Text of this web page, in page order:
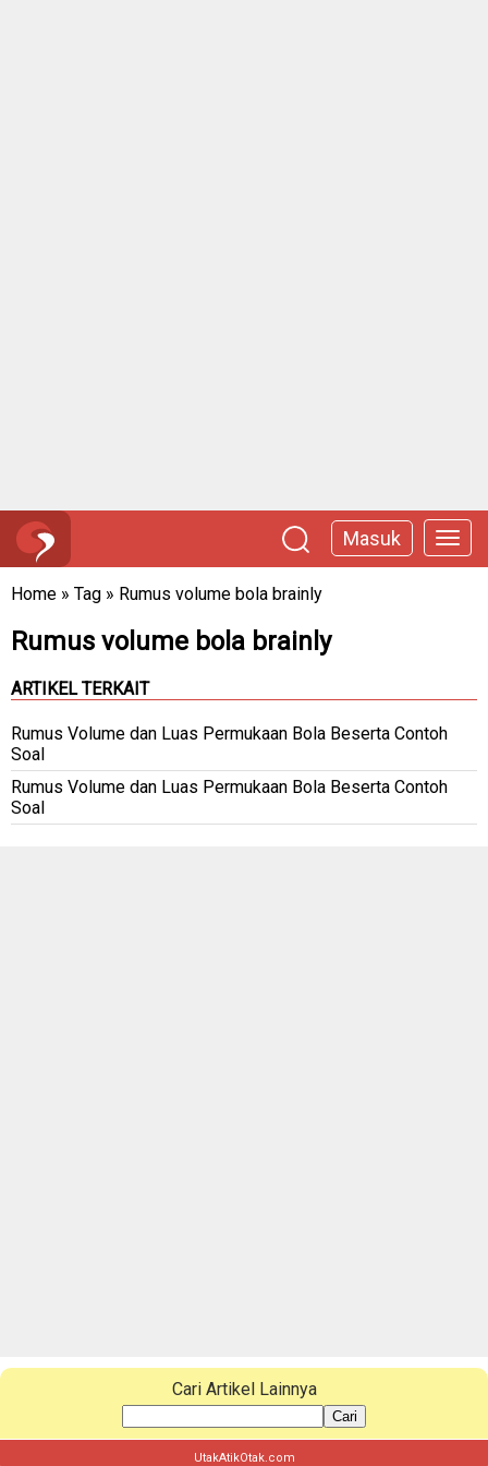
Masuk
Home » Tag » Rumus volume bola brainly
Rumus volume bola brainly
ARTIKEL TERKAIT
Rumus Volume dan Luas Permukaan Bola Beserta Contoh
Soal
Rumus Volume dan Luas Permukaan Bola Beserta Contoh
Soal
Cari Artikel Lainnya
Cari
UtakAtikOtak.com